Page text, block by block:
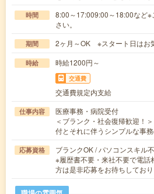
時間
8:00～17:009:00～18:00など
さい。
期間 2ヶ月～OK ※スタート日はお
時給 時給1200円～
交通費
交通費規定内支給
仕事内容
医療事務・病院受付
＜ブランク・社会復帰歓迎！
付とそれに伴うシンプルな事
応募資格
ブランクOK / パソコンスキル
※履歴書不要・来社不要で電話
方は是非応募をお待ちしてお